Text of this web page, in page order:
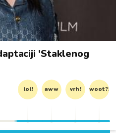
'Staklenog
lol! aww vrh! woot?!